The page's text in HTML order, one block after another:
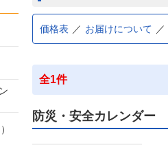
価格表 お届けについて
全1件
防災・安全カレンダー